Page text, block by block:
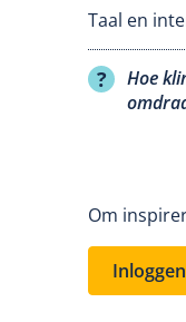
Taal en
Hoe
Om
Inloggen